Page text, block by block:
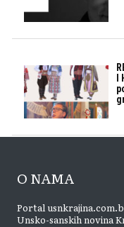
O NAMA
Portal
Unsko-sanskih novina